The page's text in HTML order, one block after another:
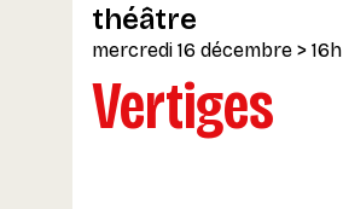
théâtre
mercredi 16 décembre > 16h
Vertiges